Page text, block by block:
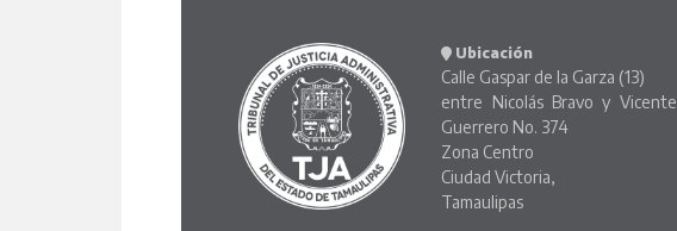
Ubicación
Calle Gaspar de la Garza (13)
entre Nicolás Bravo y Vicente
Guerrero No. 374
Zona Centro
Ciudad Victoria,
Tamaulipas